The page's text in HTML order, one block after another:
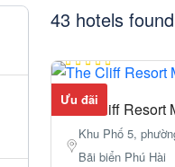
43 hotels found
Ưu đãi
The Cliff Resort
Khu Phố 5,
Bãi biển Phú Hài